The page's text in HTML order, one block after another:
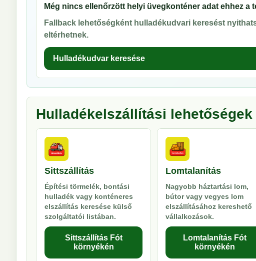
Még nincs ellenőrzött helyi üvegkonténer adat ehhez a
Fallback lehetőségként hulladékudvari keresést
eltérhetnek.
Hulladékudvar keresése
Hulladékelszállítási lehetőségek
Sittszállítás
Építési törmelék, bontási
hulladék vagy konténeres
elszállítás keresése külső
szolgáltatói listában.
Sittszállítás Fót
környékén
Lomtalanítás
Nagyobb háztartási lom,
bútor vagy vegyes lom
elszállításához kereshető
vállalkozások.
Lomtalanítás Fót
környékén